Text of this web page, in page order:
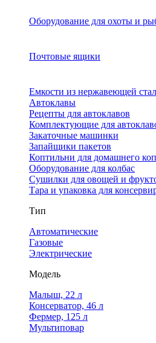
Оборудование для охоты и
Почтовые ящики
Емкости из нержавеющей
Автоклавы
Рецепты для автоклавов
Комплектующие для
Закаточные машинки
Запайщики пакетов
Коптильни для домашнего
Оборудование для колбас
Сушилки для овощей и
Тара и упаковка для
Тип
Автоматические
Газовые
Электрические
Модель
Малыш, 22 л
Консерватор, 46 л
Фермер, 125 л
Мультиповар